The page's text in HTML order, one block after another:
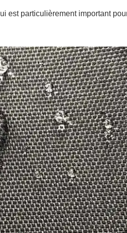
est particulièrement important